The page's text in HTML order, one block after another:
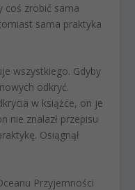
coś zrobić sama
sama praktyka
wszystkiego. Gdyby
odkryć.
w książce, on je
nie znalazł przepisu
Osiągnął
Przyjemności